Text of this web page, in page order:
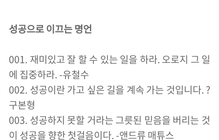
성공으로 이끄는 명언
001. 재미있고 잘 할 수 있는 일을 하라. 오로지 그 일
에 집중하라. -유철수
002. 성공이란 가고 싶은 길을 계속 가는 것입니다. ?
구본형
003. 성공하지 못할 거라는 그릇된 믿음을 버리는 것
이 성공을 향한 첫걸음이다. -앤드류 매튜스